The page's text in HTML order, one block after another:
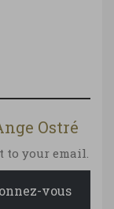
Ostré
to your email.
vous